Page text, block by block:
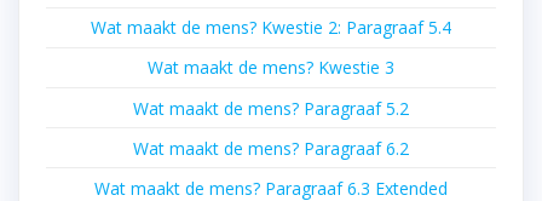
Wat maakt de mens? Kwestie 2: Paragraaf 5.4
Wat maakt de mens? Kwestie 3
Wat maakt de mens? Paragraaf 5.2
Wat maakt de mens? Paragraaf 6.2
Wat maakt de mens? Paragraaf 6.3 Extended